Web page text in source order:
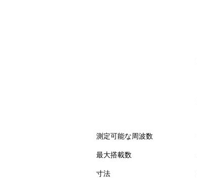
測定可能な周波数
最大搭載数
寸法